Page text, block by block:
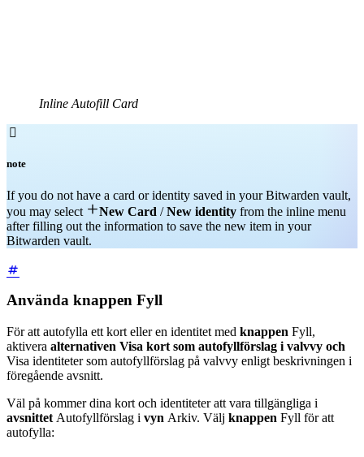
Inline Autofill Card

note
If you do not have a card or identity saved in your Bitwarden vault,
you may select New Card /New identity from the inline menu
after filling out the information to save the new item in your
Bitwarden vault.
Använda knappen Fyll
För att autofylla ett kort eller en identitet med knappen Fyll,
aktivera alternativen Visa kort som autofyllförslag i valvvy och
Visa identiteter som autofyllförslag på valvvy enligt beskrivningen i
föregående avsnitt.
Väl på kommer dina kort och identiteter att vara tillgängliga i
avsnittet Autofyllförslag i vyn Arkiv. Välj knappen Fyll för att
autofylla: